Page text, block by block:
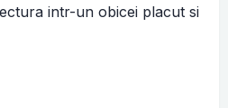
intr-un obicei placut si